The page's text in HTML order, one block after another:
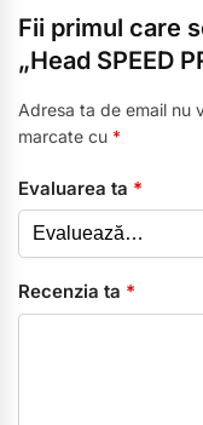
Fii primul care
„Head SPEED
Adresa ta de email nu
marcate cu *
Evaluarea ta *
Recenzia ta *